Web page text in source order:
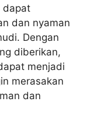
dapat
dan nyaman
Dengan
diberikan,
menjadi
merasakan
dan